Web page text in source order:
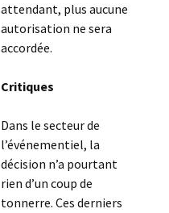
attendant, plus aucune
autorisation ne sera
accordée.
Critiques
Dans le secteur de
l’événementiel, la
décision n’a pourtant
rien d’un coup de
tonnerre. Ces derniers